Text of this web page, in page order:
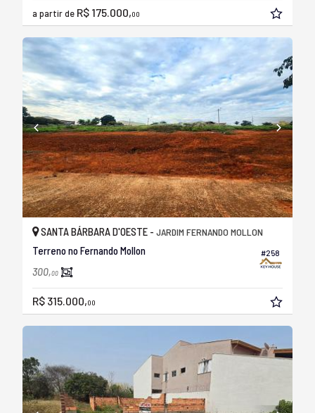
a partir de R$ 175.000,00
#258
SANTA BÁRBARA D'OESTE - JARDIM FERNANDO MOLLON
Terreno no Fernando Mollon
300,00
R$ 315.000,00